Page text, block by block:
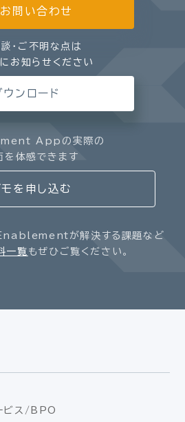
問い合わせ
・ご不明な点は
お知らせください
ンロード
Appの実際の
を体感できます
を申し込む
が解決する課題など
一覧 もぜひご覧ください。
ビス/BPO